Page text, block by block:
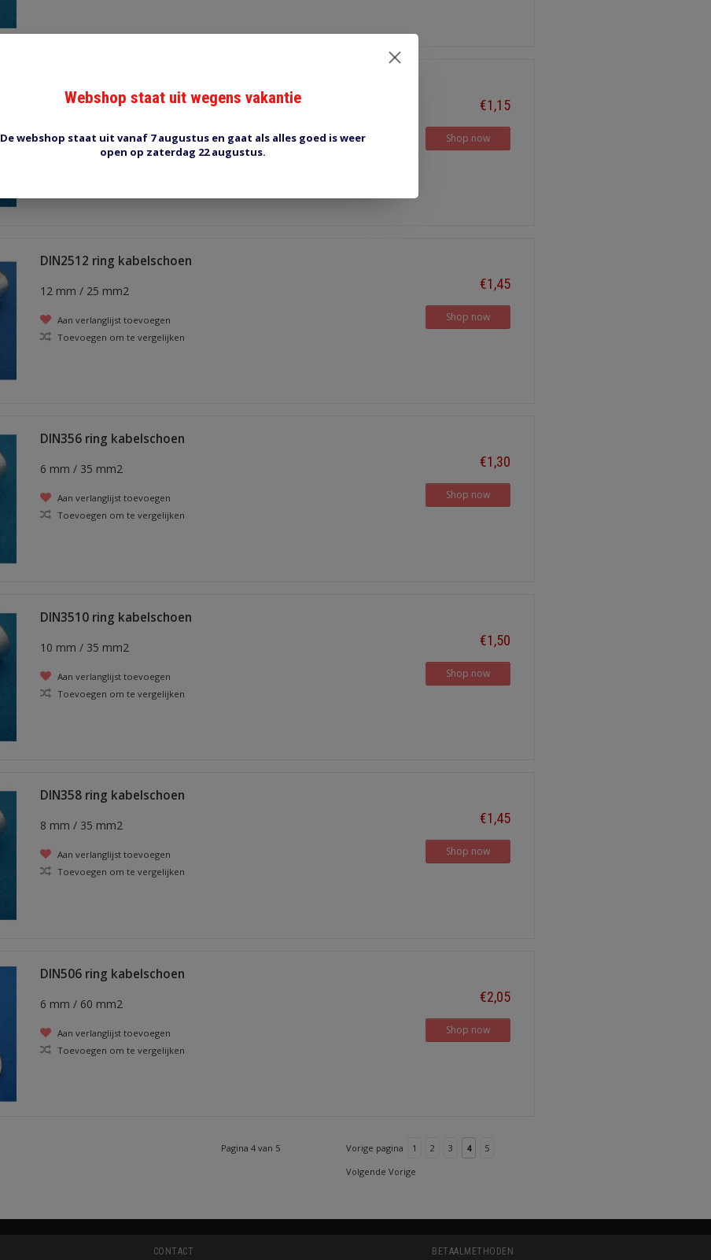
Aan verlanglijst toevoegen
Toevoegen om te vergelijken
€1,15
Shop now
DIN2512 ring kabelschoen
12 mm / 25 mm2
Aan verlanglijst toevoegen
Toevoegen om te vergelijken
€1,45
Shop now
DIN356 ring kabelschoen
6 mm / 35 mm2
Aan verlanglijst toevoegen
Toevoegen om te vergelijken
€1,30
Shop now
DIN3510 ring kabelschoen
10 mm / 35 mm2
Aan verlanglijst toevoegen
Toevoegen om te vergelijken
€1,50
Shop now
DIN358 ring kabelschoen
8 mm / 35 mm2
Aan verlanglijst toevoegen
Toevoegen om te vergelijken
€1,45
Shop now
DIN506 ring kabelschoen
6 mm / 60 mm2
Aan verlanglijst toevoegen
Toevoegen om te vergelijken
€2,05
Shop now
Pagina 4 van 5 Vorige pagina 1 2 3 4
5
Volgende Vorige
CONTACT BETAALMETHODEN
Webshop staat uit wegens vakantie
De webshop staat uit vanaf 7 augustus en gaat als alles goed is weer
open op zaterdag 22 augustus.